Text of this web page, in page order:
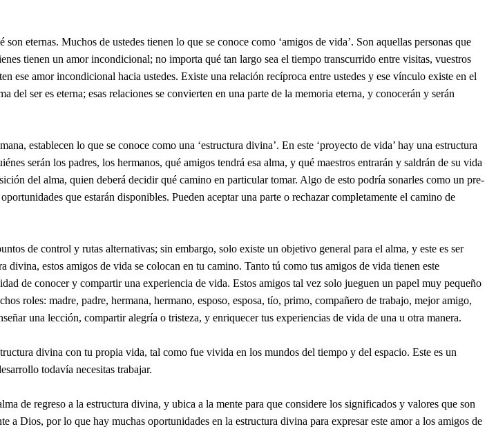
eternas. Muchos de ustedes tienen lo que se conoce como ‘amigos de vida’. Son aquellas personas que
tienen un amor incondicional; no importa qué tan largo sea el tiempo transcurrido entre visitas, vuestros
ese amor incondicional hacia ustedes. Existe una relación recíproca entre ustedes y ese vínculo existe en el
ser es eterna; esas relaciones se convierten en una parte de la memoria eterna, y conocerán y serán
establecen lo que se conoce como una ‘estructura divina’. En este ‘proyecto de vida’ hay una estructura
serán los padres, los hermanos, qué amigos tendrá esa alma, y qué maestros entrarán y saldrán de su vida
del alma, quien deberá decidir qué camino en particular tomar. Algo de esto podría sonarles como un pre-
que estarán disponibles. Pueden aceptar una parte o rechazar completamente el camino de
de control y rutas alternativas; sin embargo, solo existe un objetivo general para el alma, y este es ser
estos amigos de vida se colocan en tu camino. Tanto tú como tus amigos de vida tienen este
de conocer y compartir una experiencia de vida. Estos amigos tal vez solo jueguen un papel muy pequeño
roles: madre, padre, hermana, hermano, esposo, esposa, tío, primo, compañero de trabajo, mejor amigo,
una lección, compartir alegría o tristeza, y enriquecer tus experiencias de vida de una u otra manera.
divina con tu propia vida, tal como fue vivida en los mundos del tiempo y del espacio. Este es un
todavía necesitas trabajar.
de regreso a la estructura divina, y ubica a la mente para que considere los significados y valores que son
a Dios, por lo que hay muchas oportunidades en la estructura divina para expresar este amor a los amigos de